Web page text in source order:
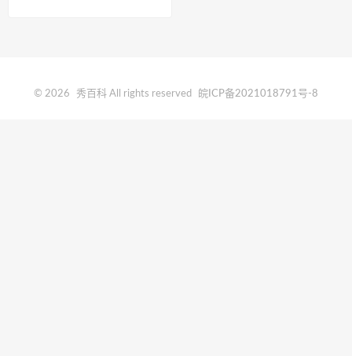
© 2026 秀百科 All rights reserved 皖ICP备2021018791号-8